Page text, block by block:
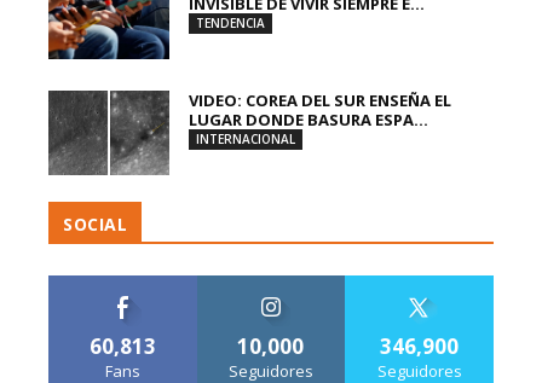
TENDENCIA
VIDEO: COREA DEL SUR ENSEÑA EL
LUGAR DONDE BASURA ESPA...
INTERNACIONAL
SOCIAL
60,813
Fans
10,000
Seguidores
346,900
Seguidores